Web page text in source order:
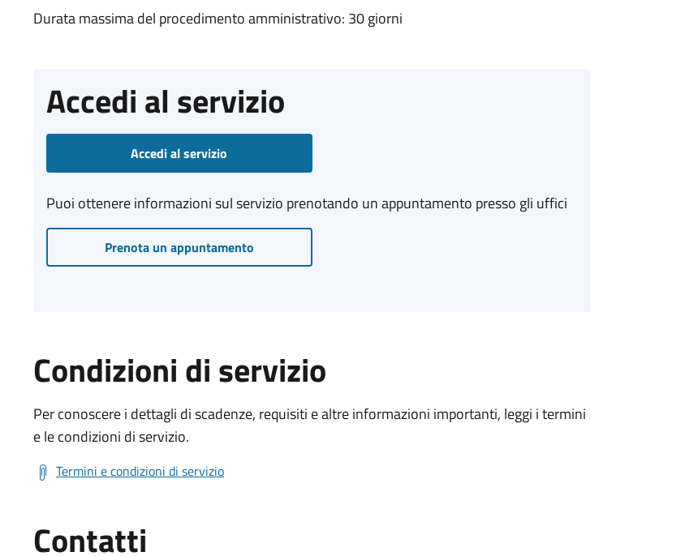
Durata massima del procedimento amministrativo: 30 giorni
Accedi al servizio
Accedi al servizio
Puoi ottenere informazioni sul servizio prenotando un appuntamento presso gli uffici
Prenota un appuntamento
Condizioni di servizio
Per conoscere i dettagli di scadenze, requisiti e altre informazioni importanti, leggi i termini
e le condizioni di servizio.
Termini e condizioni di servizio
Contatti